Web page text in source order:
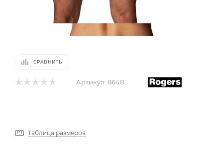
СРАВНИТЬ
Артикул: 8648
Таблица размеров